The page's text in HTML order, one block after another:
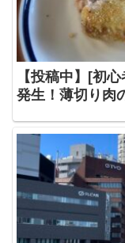
【投稿中】[初
発生！薄切り肉